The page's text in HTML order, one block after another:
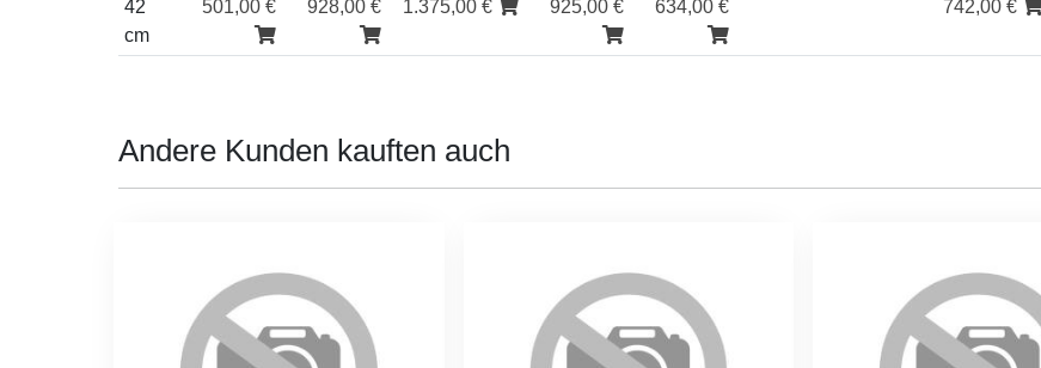
42
cm
501,00 € 928,00 € 1.375,00 € 925,00 € 634,00 € 742,00 €
Andere Kunden kauften auch